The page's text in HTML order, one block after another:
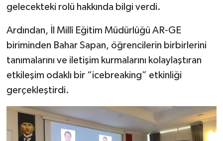
gelecekteki rolü hakkında bilgi verdi.
Ardından, İl Millî Eğitim Müdürlüğü AR-GE
biriminden Bahar Sapan, öğrencilerin birbirlerini
tanımalarını ve iletişim kurmalarını kolaylaştıran
etkileşim odaklı bir “icebreaking” etkinliği
gerçekleştirdi.